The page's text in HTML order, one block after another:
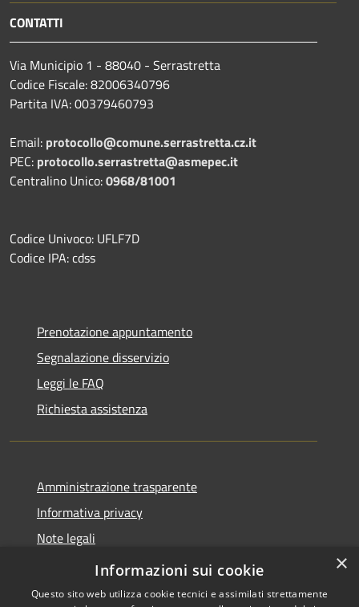
CONTATTI
Via Municipio 1 - 88040 - Serrastretta
Codice Fiscale: 82006340796
Partita IVA: 00379460793
Email: protocollo@comune.serrastretta.cz.it
PEC: protocollo.serrastretta@asmepec.it
Centralino Unico:0968/81001
Codice Univoco: UFLF7D
Codice IPA: cdss
Prenotazione appuntamento
Segnalazione disservizio
Leggi le FAQ
Richiesta assistenza
Amministrazione trasparente
Informativa privacy
Note legali
Dichiarazione di accessibilità
×
Informazioni sui cookie
Questo sito web utilizza cookie tecnici e assimilati strettamente